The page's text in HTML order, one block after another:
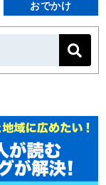
おでかけ